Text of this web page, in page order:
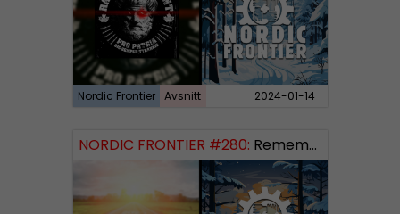
Nordic Frontier Avsnitt 2024-01-14
NORDIC FRONTIER #280: Remembering 2023 and looking forward